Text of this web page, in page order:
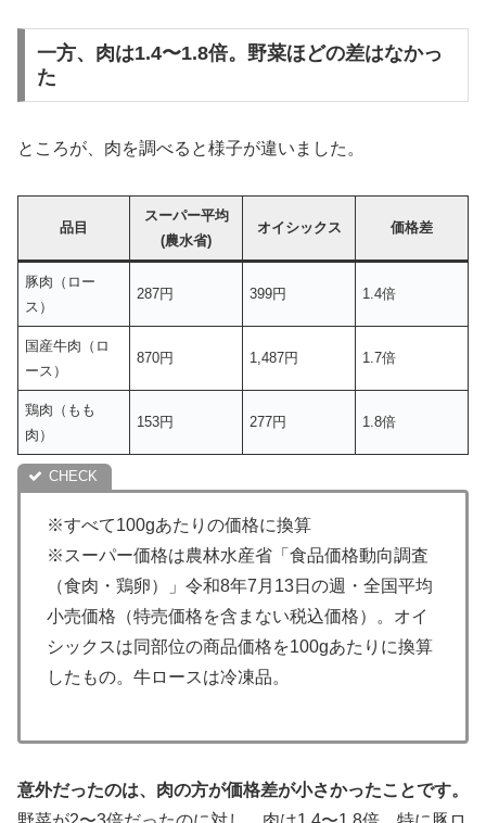
一方、肉は1.4〜1.8倍。野菜ほどの差はなかっ
た
ところが、肉を調べると様子が違いました。
品目
スーパー平均
(農水省)
オイシックス 価格差
豚肉（ロー
ス）
287円 399円 1.4倍
国産牛肉（ロ
ース）
870円 1,487円 1.7倍
鶏肉（もも
肉）
153円 277円 1.8倍
※すべて100gあたりの価格に換算
※スーパー価格は農林水産省「食品価格動向調査
（食肉・鶏卵）」令和8年7月13日の週・全国平均
小売価格（特売価格を含まない税込価格）。オイ
シックスは同部位の商品価格を100gあたりに換算
したもの。牛ロースは冷凍品。
意外だったのは、肉の方が価格差が小さかったことです。